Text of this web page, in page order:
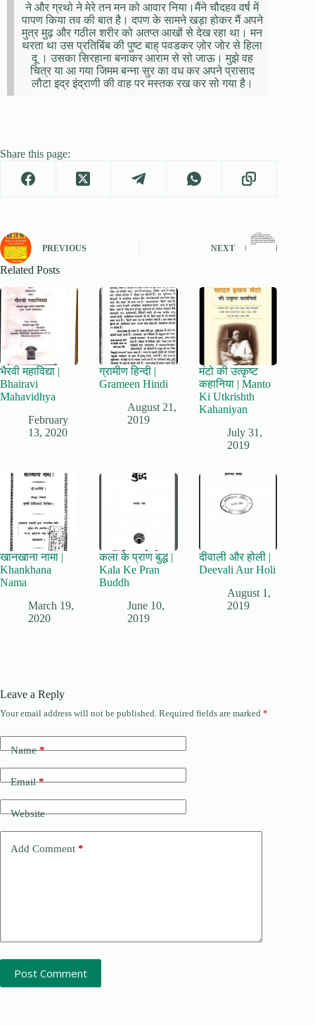
ने और ग्रथो ने मेरे तन मन को आवार निया।मैंने चौदहव वर्ष में
पापण किया तव की बात है। दपण के सामने खड़ा होकर मैं अपने
मुत्र मुढ़ और गठील शरीर को अतप्त आखों से देख रहा था। मन
थरता था उस प्रतिबिंब की पुष्ट बाह् पवडकर ज़ोर जोर से हिला
दू । उसका सिरहाना बनाकर आराम से सो जाऊ। मुझे वह
चित्र या आ गया जिमम बन्ना सुर का वध कर अपने प्रासाद
लौटा इद्र इंद्राणी की वाह पर मस्तक रख कर सो गया है।
Share this page:
PREVIOUS NEXT
Related Posts
भैरवी महाविद्या |
Bhairavi
Mahavidhya
February
13, 2020
ग्रामीण हिन्दी |
Grameen Hindi
August 21,
2019
मंटो की उत्कृष्ट
कहानिया | Manto
Ki Utkrishth
Kahaniyan
July 31,
2019
खानखाना नामा |
Khankhana
Nama
March 19,
2020
कला के प्राण बुद्ध |
Kala Ke Pran
Buddh
June 10,
2019
दीवाली और होली |
Deevali Aur Holi
August 1,
2019
Leave a Reply
Your email address will not be published. Required fields are marked *
Name*
Email*
Website
Add Comment *
Post Comment